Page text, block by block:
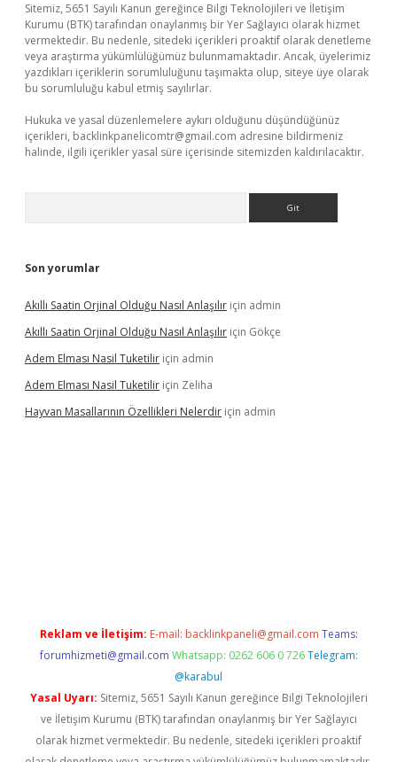
Sitemiz, 5651 Sayılı Kanun gereğince Bilgi Teknolojileri ve İletişim
Kurumu (BTK) tarafından onaylanmış bir Yer Sağlayıcı olarak hizmet
vermektedir. Bu nedenle, sitedeki içerikleri proaktif olarak denetleme
veya araştırma yükümlülüğümüz bulunmamaktadır. Ancak, üyelerimiz
yazdıkları içeriklerin sorumluluğunu taşımakta olup, siteye üye olarak
bu sorumluluğu kabul etmiş sayılırlar.
Hukuka ve yasal düzenlemelere aykırı olduğunu düşündüğünüz
içerikleri, backlinkpanelicomtr@gmail.com adresine bildirmeniz
halinde, ilgili içerikler yasal süre içerisinde sitemizden kaldırılacaktır.
Son yorumlar
Akıllı Saatin Orjinal Olduğu Nasıl Anlaşılır için admin
Akıllı Saatin Orjinal Olduğu Nasıl Anlaşılır için Gökçe
Adem Elması Nasil Tuketilir için admin
Adem Elması Nasil Tuketilir için Zeliha
Hayvan Masallarının Özellikleri Nelerdir için admin
Reklam ve İletişim: E-mail: backlinkpaneli@gmail.com Teams:
forumhizmeti@gmail.com Whatsapp: 0262 606 0 726 Telegram:
@karabul
Yasal Uyarı: Sitemiz, 5651 Sayılı Kanun gereğince Bilgi Teknolojileri
ve İletişim Kurumu (BTK) tarafından onaylanmış bir Yer Sağlayıcı
olarak hizmet vermektedir. Bu nedenle, sitedeki içerikleri proaktif